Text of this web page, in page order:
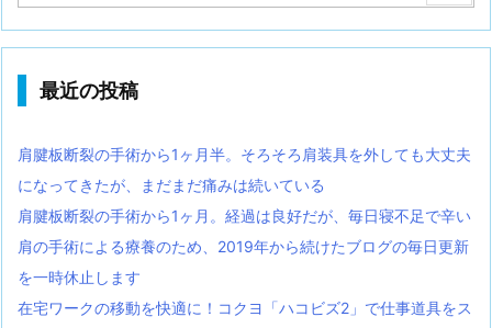
最近の投稿
肩腱板断裂の手術から1ヶ月半。そろそろ肩装具を外しても大丈夫
になってきたが、まだまだ痛みは続いている
肩腱板断裂の手術から1ヶ月。経過は良好だが、毎日寝不足で辛い
肩の手術による療養のため、2019年から続けたブログの毎日更新
を一時休止します
在宅ワークの移動を快適に！コクヨ「ハコビズ2」で仕事道具をス